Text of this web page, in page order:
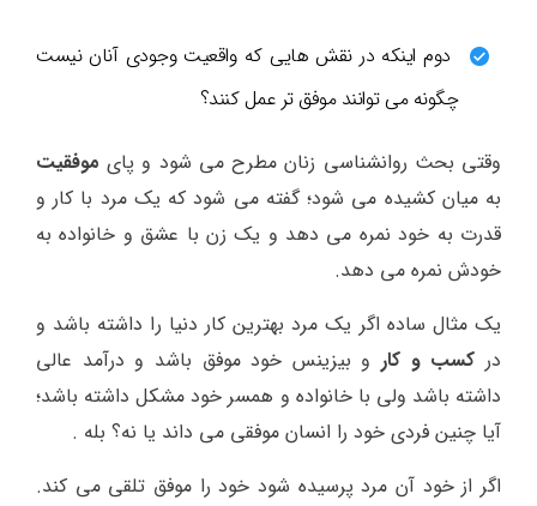
دوم اینکه در نقش هایی که واقعیت وجودی آنان نیست
چگونه می توانند موفق تر عمل کنند؟
وقتی بحث روانشناسی زنان مطرح می شود و پای موفقیت
به میان کشیده می شود؛ گفته می شود که یک مرد با کار و
قدرت به خود نمره می دهد و یک زن با عشق و خانواده به
خودش نمره می دهد.
یک مثال ساده اگر یک مرد بهترین کار دنیا را داشته باشد و
در کسب و کار و بیزینس خود موفق باشد و درآمد عالی
داشته باشد ولی با خانواده و همسر خود مشکل داشته باشد؛
آیا چنین فردی خود را انسان موفقی می داند یا نه؟ بله .
اگر از خود آن مرد پرسیده شود خود را موفق تلقی می کند.